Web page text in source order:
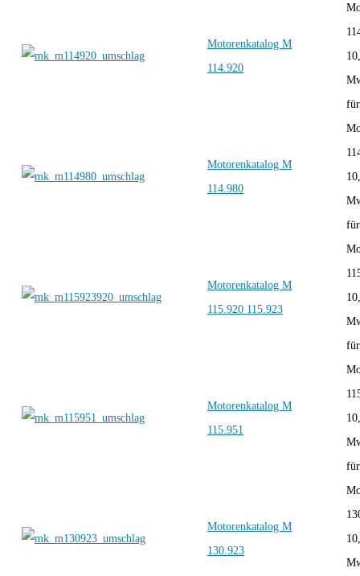
Motorenkatalog M
114.920
Motorenkatalog M
114.980
Motorenkatalog M
115.920 115.923
Motorenkatalog M
115.951
Motorenkatalog M
130.923